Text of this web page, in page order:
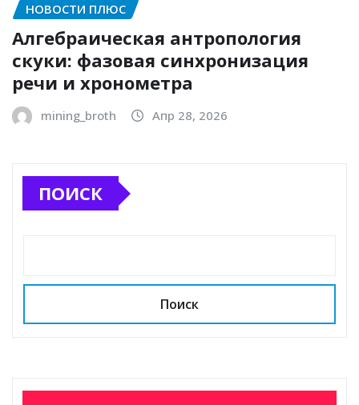
НОВОСТИ ПЛЮС
Алгебраическая антропология
скуки: фазовая синхронизация
речи и хронометра
mining_broth Апр 28, 2026
ПОИСК
Поиск